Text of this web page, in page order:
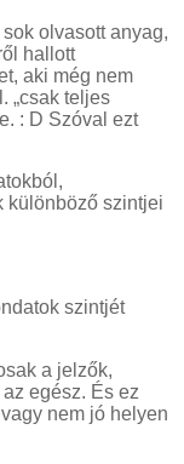
olvasott anyag,
hallott
aki még nem
„csak teljes
: D Szóval ezt
különböző szintjei
szintjét
a jelzők,
egész. És ez
nem jó helyen